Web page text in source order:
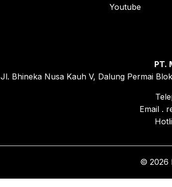
Youtube
PT.
Jl. Bhineka Nusa Kauh V, Dalung Permai
Email .
© 2026